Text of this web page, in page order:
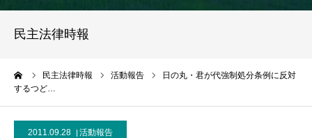
民主法律時報
民主法律時報 活動報告
日の丸・君が代強制処分条例に反対
するつど…
2011.09.28 活動報告